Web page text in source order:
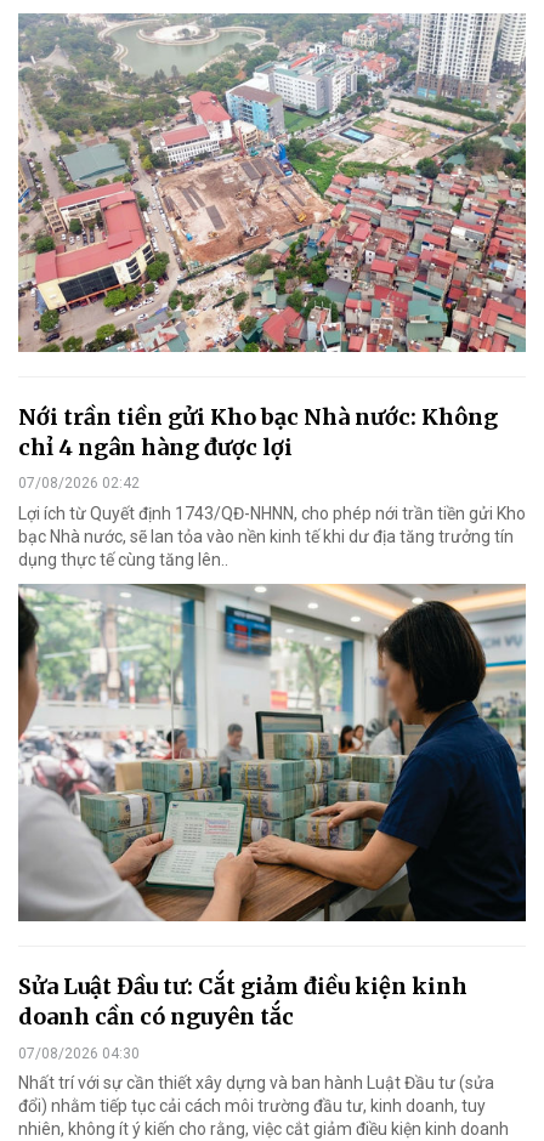
Nới trần tiền gửi Kho bạc Nhà nước: Không
chỉ 4 ngân hàng được lợi
07/08/2026 02:42
Lợi ích từ Quyết định 1743/QĐ-NHNN, cho phép nới trần tiền gửi Kho
bạc Nhà nước, sẽ lan tỏa vào nền kinh tế khi dư địa tăng trưởng tín
dụng thực tế cùng tăng lên..
Sửa Luật Đầu tư: Cắt giảm điều kiện kinh
doanh cần có nguyên tắc
07/08/2026 04:30
Nhất trí với sự cần thiết xây dựng và ban hành Luật Đầu tư (sửa
đổi) nhằm tiếp tục cải cách môi trường đầu tư, kinh doanh, tuy
nhiên, không ít ý kiến cho rằng, việc cắt giảm điều kiện kinh doanh